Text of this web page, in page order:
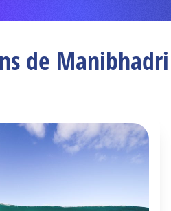
de Manibhadri